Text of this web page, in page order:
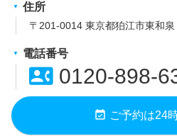
住所
〒201-0014 東京都狛江市東和
電話番号
contact_phone0120-898-
event_available ご予約は24